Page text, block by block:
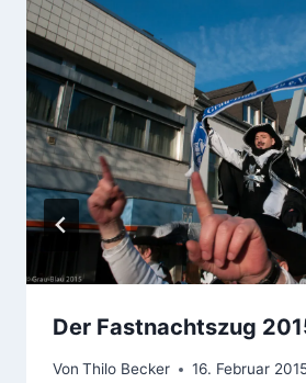
Der Fastnachtszug
Von Thilo Becker 16. Februar